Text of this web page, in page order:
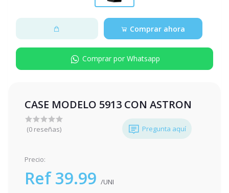
Comprar ahora
Comprar por Whatsapp
CASE MODELO 5913 CON ASTRON
(0 reseñas) Pregunta aquí
Precio:
Ref 39.99 /UNI